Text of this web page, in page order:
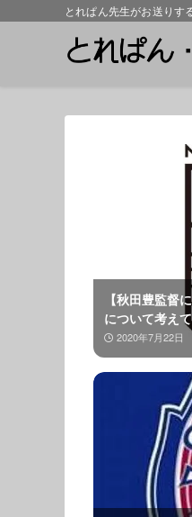
とれぱん先生がお送りす
【秋田豊監督
について考え
2020年7月22日